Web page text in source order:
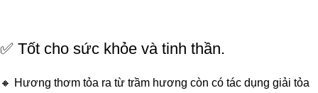
✅ Tốt cho sức khỏe và tinh thần.
🔸 Hương thơm tỏa ra từ trầm hương còn có tác dụng giải tỏa